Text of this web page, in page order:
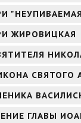
ЖИРОВИЦКАЯ
ГЛАВЫ